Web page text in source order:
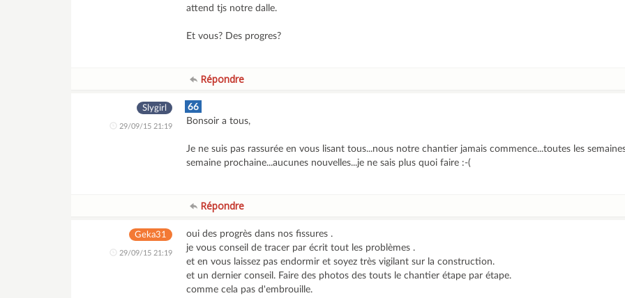
attend tjs notre dalle.
Et vous? Des progres?
Répondre
Slygirl
29/09/15 21:19
66
Bonsoir a tous,
Je ne suis pas rassurée en vous lisant tous...nous notre chantier jamais commence...toutes les
semaine prochaine...aucunes nouvelles...je ne sais plus quoi faire :-(
Répondre
Geka31
29/09/15 21:19
oui des progrès dans nos fissures .
je vous conseil de tracer par écrit tout les problèmes .
et en vous laissez pas endormir et soyez très vigilant sur la construction.
et un dernier conseil. Faire des photos des touts le chantier étape par étape.
comme cela pas d'embrouille.